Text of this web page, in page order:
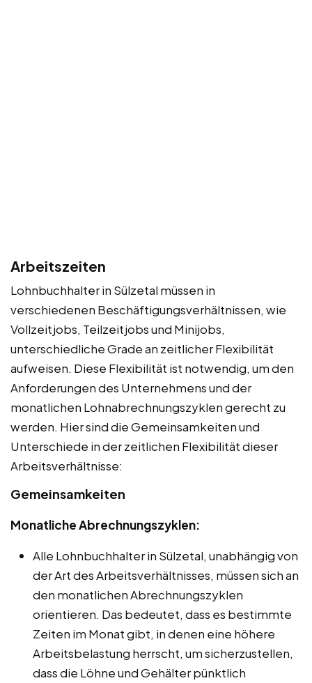
Arbeitszeiten
Lohnbuchhalter in Sülzetal müssen in
verschiedenen Beschäftigungsverhältnissen, wie
Vollzeitjobs, Teilzeitjobs und Minijobs,
unterschiedliche Grade an zeitlicher Flexibilität
aufweisen. Diese Flexibilität ist notwendig, um den
Anforderungen des Unternehmens und der
monatlichen Lohnabrechnungszyklen gerecht zu
werden. Hier sind die Gemeinsamkeiten und
Unterschiede in der zeitlichen Flexibilität dieser
Arbeitsverhältnisse:
Gemeinsamkeiten
Monatliche Abrechnungszyklen:
Alle Lohnbuchhalter in Sülzetal, unabhängig von
der Art des Arbeitsverhältnisses, müssen sich an
den monatlichen Abrechnungszyklen
orientieren. Das bedeutet, dass es bestimmte
Zeiten im Monat gibt, in denen eine höhere
Arbeitsbelastung herrscht, um sicherzustellen,
dass die Löhne und Gehälter pünktlich